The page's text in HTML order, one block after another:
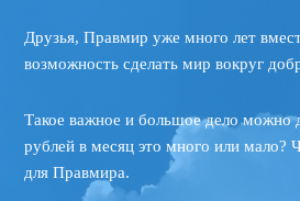
Друзья, Правмир уже много лет
возможность сделать мир вокруг
Такое важное и большое дело можно
рублей в месяц это много или мало?
для Правмира.